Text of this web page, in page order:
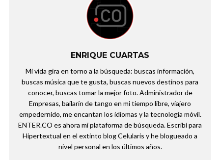
ENRIQUE CUARTAS
Mi vida gira en torno a la búsqueda: buscas información,
buscas música que te gusta, buscas nuevos destinos para
conocer, buscas tomar la mejor foto. Administrador de
Empresas, bailarín de tango en mi tiempo libre, viajero
empedernido, me encantan los idiomas y la tecnología móvil.
ENTER.CO es ahora mi plataforma de búsqueda. Escribí para
Hipertextual en el extinto blog Celularis y he blogueado a
nivel personal en los últimos años.